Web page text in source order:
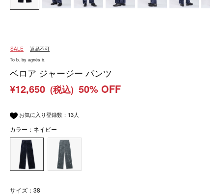
SALE 返品不可
To b. by agnès b.
ベロア ジャージー パンツ
¥12,650 (税込) 50% OFF
お気に入り登録数： 13人
カラー：ネイビー
サイズ：38